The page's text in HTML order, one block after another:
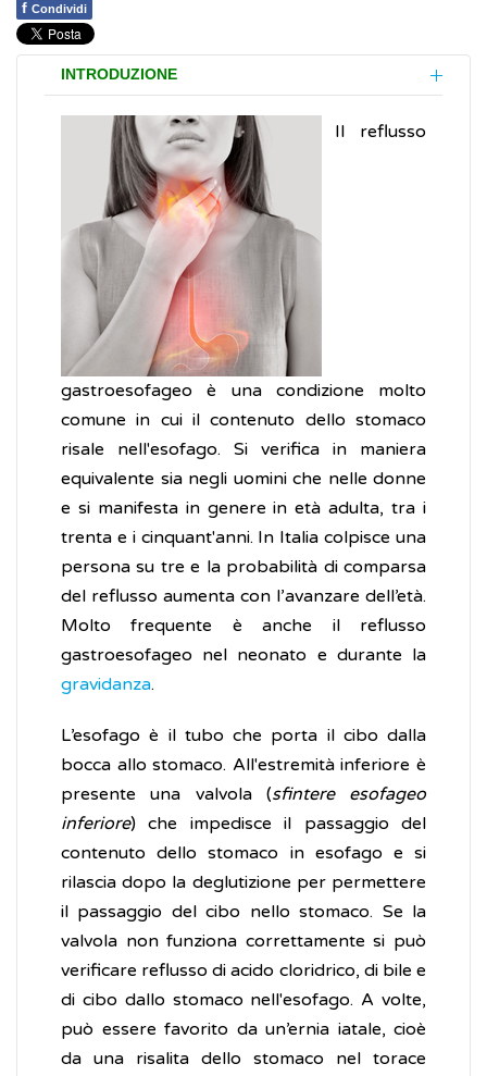
f Condividi
INTRODUZIONE
Il reflusso
gastroesofageo è una condizione molto
comune in cui il contenuto dello stomaco
risale nell'esofago. Si verifica in maniera
equivalente sia negli uomini che nelle donne
e si manifesta in genere in età adulta, tra i
trenta e i cinquant'anni. In Italia colpisce una
persona su tre e la probabilità di comparsa
del reflusso aumenta con l’avanzare dell’età.
Molto frequente è anche il reflusso
gastroesofageo nel neonato e durante la
gravidanza.
L’esofago è il tubo che porta il cibo dalla
bocca allo stomaco. All'estremità inferiore è
presente una valvola (sfintere esofageo
inferiore) che impedisce il passaggio del
contenuto dello stomaco in esofago e si
rilascia dopo la deglutizione per permettere
il passaggio del cibo nello stomaco. Se la
valvola non funziona correttamente si può
verificare reflusso di acido cloridrico, di bile e
di cibo dallo stomaco nell'esofago. A volte,
può essere favorito da un’ernia iatale, cioè
da una risalita dello stomaco nel torace